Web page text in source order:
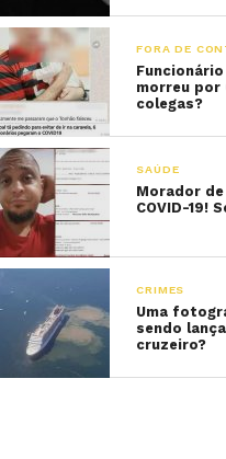
FORA DE
morreu por
colegas?
SAÚDE
Morador
COVID-19!
CRIMES
Uma
sendo
cruzeiro?